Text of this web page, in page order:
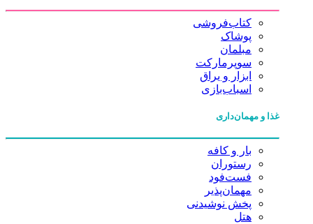
کتاب‌فروشی
پوشاک
مبلمان
سوپرمارکت
ابزار و یراق
اسباب‌بازی
غذا و مهمان‌داری
بار و کافه
رستوران
فست‌فود
مهمان‌پذیر
پخش نوشیدنی
هتل